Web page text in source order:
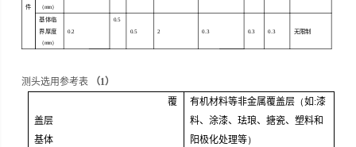
件
（mm）
基 体 临
界 厚 度
（mm）
0.2
0.5
0.5
2 0.3 0.3 0.3 无限制
测头选用参考表 （1）
覆
盖层
基体
有机材料等非金属覆盖层（如:漆
料、涂漆、珐琅、搪瓷、 塑料和
阳极化处理等）